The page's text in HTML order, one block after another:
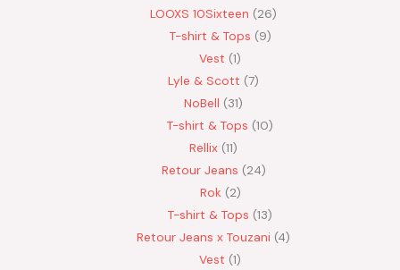
LOOXS 10Sixteen
26
T-shirt & Tops 9
Vest 1
Lyle & Scott 7
NoBell
31
T-shirt & Tops 10
Rellix 11
Retour Jeans 24
Rok 2
T-shirt & Tops 13
Retour Jeans x Touzani 4
Vest 1